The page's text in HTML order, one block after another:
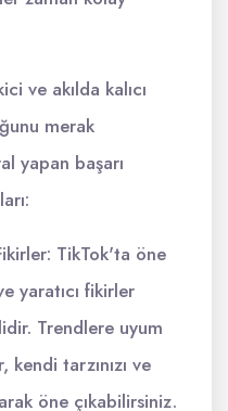
ve akılda kalıcı
merak
yapan başarı
TikTok'ta öne
yaratıcı fikirler
Trendlere uyum
tarzınızı ve
öne çıkabilirsiniz.